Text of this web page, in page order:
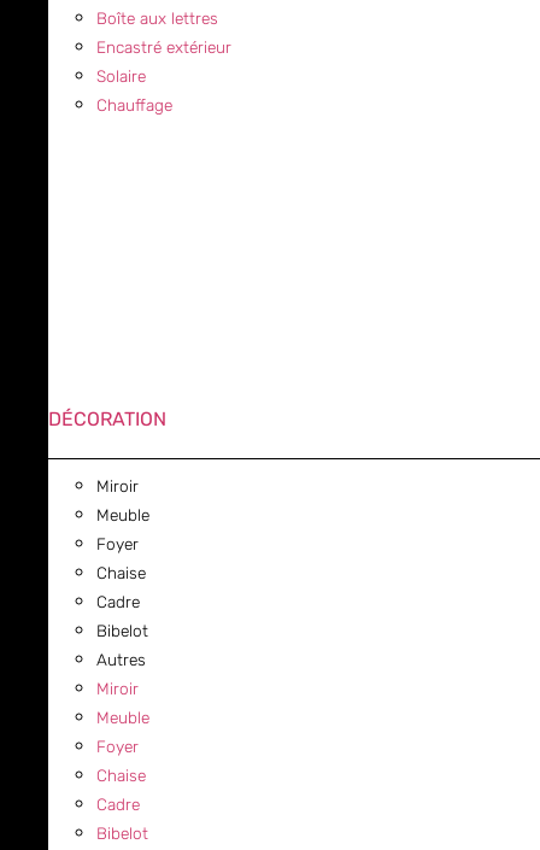
Boîte aux lettres
Encastré extérieur
Solaire
Chauffage
DÉCORATION
Miroir
Meuble
Foyer
Chaise
Cadre
Bibelot
Autres
Miroir
Meuble
Foyer
Chaise
Cadre
Bibelot